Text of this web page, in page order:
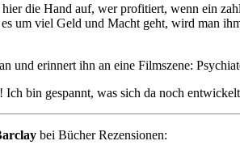
die Hand auf, wer profitiert, wenn ein
um viel Geld und Macht geht, wird man
und erinnert ihn an eine Filmszene:
bin gespannt, was sich da noch
bei Bücher Rezensionen: